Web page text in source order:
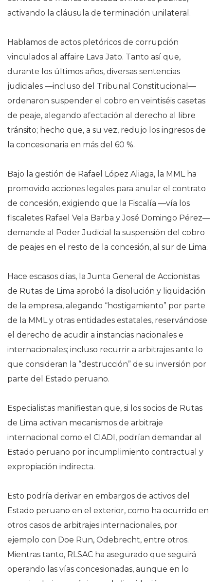
activando la cláusula de terminación unilateral.
Hablamos de actos pletóricos de corrupción
vinculados al affaire Lava Jato. Tanto así que,
durante los últimos años, diversas sentencias
judiciales —incluso del Tribunal Constitucional—
ordenaron suspender el cobro en veintiséis casetas
de peaje, alegando afectación al derecho al libre
tránsito; hecho que, a su vez, redujo los ingresos de
la concesionaria en más del 60 %.
Bajo la gestión de Rafael López Aliaga, la MML ha
promovido acciones legales para anular el contrato
de concesión, exigiendo que la Fiscalía —vía los
fiscaletes Rafael Vela Barba y José Domingo Pérez—
demande al Poder Judicial la suspensión del cobro
de peajes en el resto de la concesión, al sur de Lima.
Hace escasos días, la Junta General de Accionistas
de Rutas de Lima aprobó la disolución y liquidación
de la empresa, alegando “hostigamiento” por parte
de la MML y otras entidades estatales, reservándose
el derecho de acudir a instancias nacionales e
internacionales; incluso recurrir a arbitrajes ante lo
que consideran la “destrucción” de su inversión por
parte del Estado peruano.
Especialistas manifiestan que, si los socios de Rutas
de Lima activan mecanismos de arbitraje
internacional como el CIADI, podrían demandar al
Estado peruano por incumplimiento contractual y
expropiación indirecta.
Esto podría derivar en embargos de activos del
Estado peruano en el exterior, como ha ocurrido en
otros casos de arbitrajes internacionales, por
ejemplo con Doe Run, Odebrecht, entre otros.
Mientras tanto, RLSAC ha asegurado que seguirá
operando las vías concesionadas, aunque en lo